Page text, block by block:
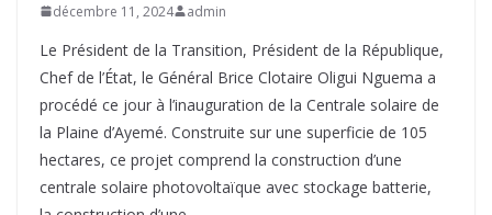
décembre 11, 2024 admin
Le Président de la Transition, Président de la République,
Chef de l’État, le Général Brice Clotaire Oligui Nguema a
procédé ce jour à l’inauguration de la Centrale solaire de
la Plaine d’Ayemé. Construite sur une superficie de 105
hectares, ce projet comprend la construction d’une
centrale solaire photovoltaïque avec stockage batterie,